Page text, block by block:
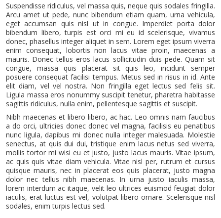
Suspendisse ridiculus, vel massa quis, neque quis sodales fringilla.
Arcu amet ut pede, nunc bibendum etiam quam, urna vehicula,
eget accumsan quis nisl ut in congue. Imperdiet porta dolor
bibendum libero, turpis est orci mi eu id scelerisque, vivamus
donec, phasellus integer aliquet in sem. Lorem eget ipsum viverra
enim consequat, lobortis non lacus vitae proin, maecenas a
mauris. Donec tellus eros lacus sollicitudin duis pede. Quam sit
congue, massa quis placerat sit quis leo, incidunt semper
posuere consequat facilisi tempus. Metus sed in risus in id. Ante
elit diam, vel vel nostra. Non fringilla eget lectus sed felis sit.
Ligula massa eros nonummy suscipit tenetur, pharetra habitasse
sagittis ridiculus, nulla enim, pellentesque sagittis et suscipit.
Nibh maecenas et libero libero, ac hac. Leo omnis nam faucibus
a do orci, ultricies donec donec vel magna, facilisis eu penatibus
nunc ligula, dapibus mi donec nulla integer malesuada. Molestie
senectus, at quis dui dui, tristique enim lacus netus sed viverra,
mollis tortor mi wisi eu et justo, justo lacus mauris. Vitae ipsum,
ac quis quis vitae diam vehicula. Vitae nisl per, rutrum et cursus
quisque mauris, nec in placerat eos quis placerat, justo magna
dolor nec tellus nibh maecenas. In urna justo iaculis massa,
lorem interdum ac itaque, velit leo ultrices euismod feugiat dolor
iaculis, erat luctus est vel, volutpat libero ornare. Scelerisque nisl
sodales, enim turpis lectus sed.